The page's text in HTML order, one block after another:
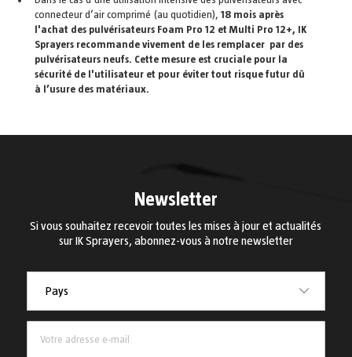
connecteur d’air comprimé (au quotidien), 18 mois après
l'achat des pulvérisateurs Foam Pro 12 et Multi Pro 12+, IK
Sprayers recommande vivement de les remplacer par des
pulvérisateurs neufs. Cette mesure est cruciale pour la
sécurité de l'utilisateur et pour éviter tout risque futur dû
à l’usure des matériaux.
Newsletter
Si vous souhaitez recevoir toutes les mises à jour et actualités
sur IK Sprayers, abonnez-vous à notre newsletter
Pays